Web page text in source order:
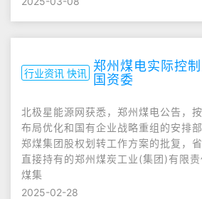
行业资讯 快讯 郑州煤电实际控
国资委
北极星能源网获悉，郑州煤电公告，
布局优化和国有企业战略重组的安排
郑煤集团股权划转工作方案的批复，
直接持有的郑州煤炭工业(集团)有限
煤集
2025-02-28